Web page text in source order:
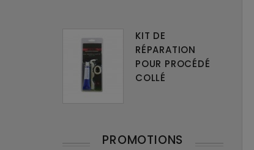
KIT DE
RÉPARATION
POUR PROCÉDÉ
COLLÉ
PROMOTIONS